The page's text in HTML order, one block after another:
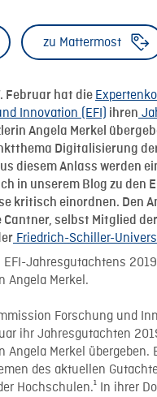
zu Mattermost
Februar hat die
Innovation (EFI) ihren
Angela Merkel
Digitalisierung
diesem Anlass werden
in unserem Blog zu den
kritisch einordnen. Den
Cantner, selbst Mitglied
Friedrich-Schiller-
Forschung und
ihr Jahresgutachten
Angela Merkel übergeben.
des aktuellen
Hochschulen.¹ In ihrer